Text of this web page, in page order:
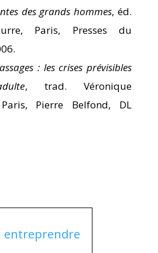
des grands hommes, éd.
Paris, Presses du
: les crises prévisibles
, trad. Véronique
Pierre Belfond, DL
entreprendre